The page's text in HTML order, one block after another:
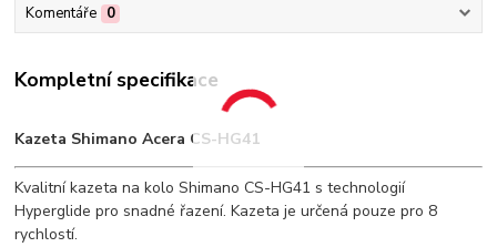
Komentáře 0
Kompletní specifikace
Kazeta Shimano Acera CS-HG41
Kvalitní kazeta na kolo Shimano CS-HG41 s technologií
Hyperglide pro snadné řazení. Kazeta je určená pouze pro 8
rychlostí.